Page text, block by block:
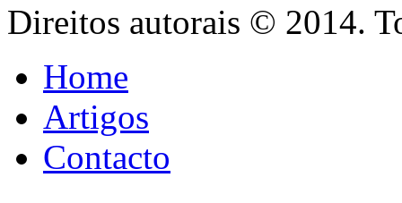
Direitos autorais © 2014.
Home
Artigos
Contacto